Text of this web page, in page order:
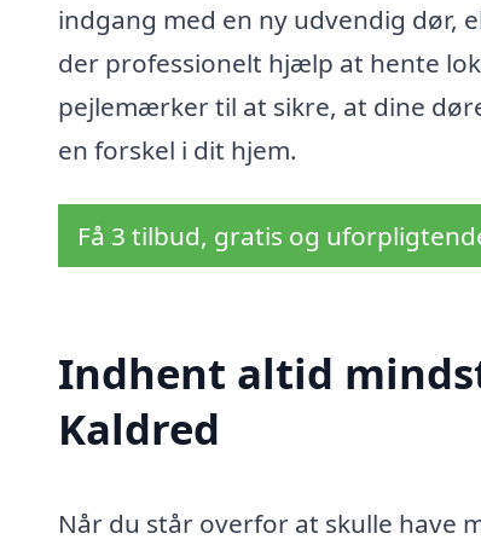
indgang med en ny udvendig dør,
der professionelt hjælp at hente
pejlemærker til at sikre, at dine
en forskel i dit hjem.
Få 3 tilbud, gratis og
Indhent altid
Kaldred
Når du står overfor at skulle have